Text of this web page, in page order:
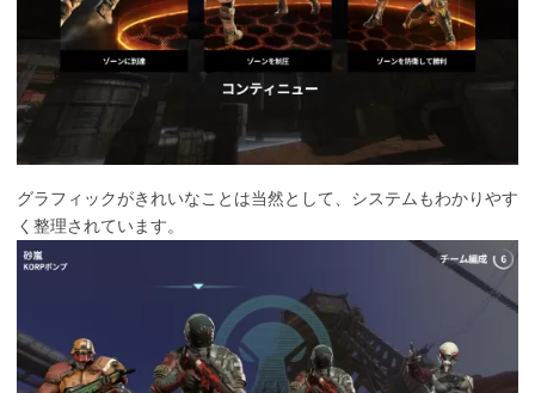
グラフィックがきれいなことは当然として、システムもわかりやす
く整理されています。